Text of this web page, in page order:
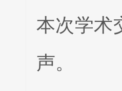
本次学术
声。